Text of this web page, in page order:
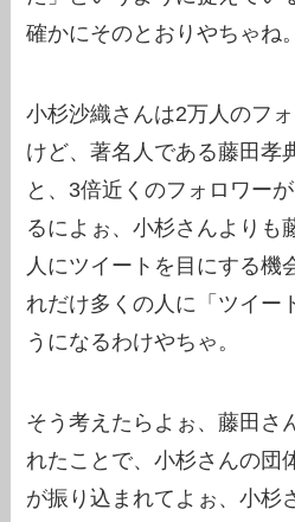
確かにそのとおりやちゃね。
小杉沙織さんは2万人のフ
けど、著名人である藤田孝
と、3倍近くのフォロワー
るによぉ、小杉さんよりも
人にツイートを目にする機
れだけ多くの人に「ツイー
うになるわけやちゃ。
そう考えたらよぉ、藤田さ
れたことで、小杉さんの団
が振り込まれてよぉ、小杉